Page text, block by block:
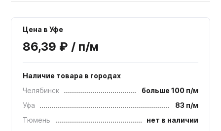
Цена в Уфе
86,39 ₽ / п/м
Наличие товара в городах
Челябинск
больше 100 п/м
Уфа
83 п/м
Тюмень
нет в наличии